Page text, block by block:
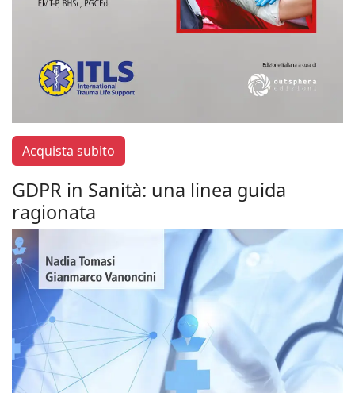
Acquista subito
GDPR in Sanità: una linea guida
ragionata